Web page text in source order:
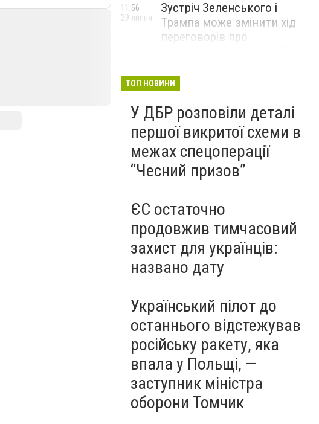
Зустріч Зеленського і
Трампа може змінити хід
переговорів про
11:56
29 липня
ТОП НОВИНИ
У ДБР розповіли деталі
першої викритої схеми в
межах спецоперації
“Чесний призов”
ЄС остаточно
продовжив тимчасовий
захист для українців:
названо дату
Український пілот до
останнього відстежував
російську ракету, яка
впала у Польщі, —
заступник міністра
оборони Томчик